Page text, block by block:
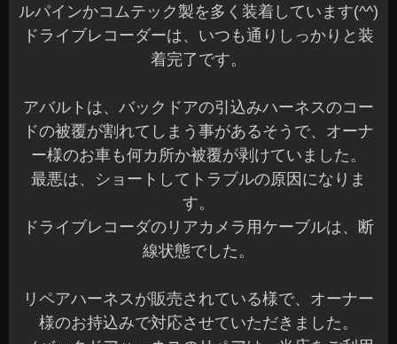
ルパインかコムテック製を多く装着しています(^^)
ドライブレコーダーは、いつも通りしっかりと装
着完了です。
アバルトは、バックドアの引込みハーネスのコー
ドの被覆が割れてしまう事があるそうで、オーナ
ー様のお車も何カ所か被覆が剥けていました。
最悪は、ショートしてトラブルの原因になりま
す。
ドライブレコーダのリアカメラ用ケーブルは、断
線状態でした。
リペアハーネスが販売されている様で、オーナー
様のお持込みで対応させていただきました。